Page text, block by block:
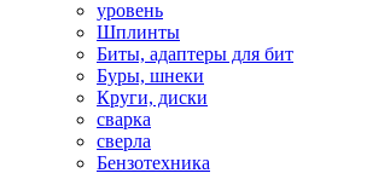
уровень
Шплинты
Биты, адаптеры для бит
Буры, шнеки
Круги, диски
сварка
сверла
Бензотехника